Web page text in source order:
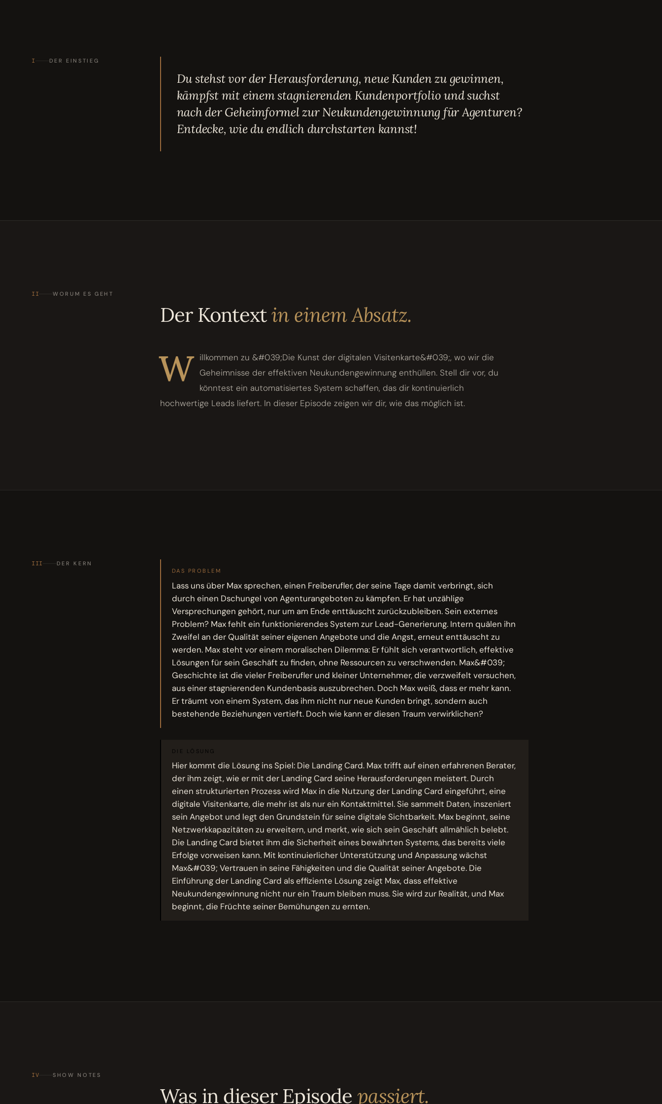
I DER EINSTIEG
Du stehst vor der Herausforderung, neue Kunden zu gewinnen,
kämpfst mit einem stagnierenden Kundenportfolio und suchst
nach der Geheimformel zur Neukundengewinnung für Agenturen?
Entdecke, wie du endlich durchstarten kannst!
II WORUM ES GEHT
Der Kontextin einem Absatz.
W illkommen zu &#039;Die Kunst der digitalen Visitenkarte&#039;, wo wir die
Geheimnisse der effektiven Neukundengewinnung enthüllen. Stell dir vor, du
könntest ein automatisiertes System schaffen, das dir kontinuierlich
hochwertige Leads liefert. In dieser Episode zeigen wir dir, wie das möglich ist.
III
DER KERN
DAS PROBLEM
Lass uns über Max sprechen, einen Freiberufler, der seine Tage damit verbringt, sich
durch einen Dschungel von Agenturangeboten zu kämpfen. Er hat unzählige
Versprechungen gehört, nur um am Ende enttäuscht zurückzubleiben. Sein externes
Problem? Max fehlt ein funktionierendes System zur Lead-Generierung. Intern quälen ihn
Zweifel an der Qualität seiner eigenen Angebote und die Angst, erneut enttäuscht zu
werden. Max steht vor einem moralischen Dilemma: Er fühlt sich verantwortlich, effektive
Lösungen für sein Geschäft zu finden, ohne Ressourcen zu verschwenden. Max&#039;
Geschichte ist die vieler Freiberufler und kleiner Unternehmer, die verzweifelt versuchen,
aus einer stagnierenden Kundenbasis auszubrechen. Doch Max weiß, dass er mehr kann.
Er träumt von einem System, das ihm nicht nur neue Kunden bringt, sondern auch
bestehende Beziehungen vertieft. Doch wie kann er diesen Traum verwirklichen?
DIE LÖSUNG
Hier kommt die Lösung ins Spiel: Die Landing Card. Max trifft auf einen erfahrenen Berater,
der ihm zeigt, wie er mit der Landing Card seine Herausforderungen meistert. Durch
einen strukturierten Prozess wird Max in die Nutzung der Landing Card eingeführt, eine
digitale Visitenkarte, die mehr ist als nur ein Kontaktmittel. Sie sammelt Daten, inszeniert
sein Angebot und legt den Grundstein für seine digitale Sichtbarkeit. Max beginnt, seine
Netzwerkkapazitäten zu erweitern, und merkt, wie sich sein Geschäft allmählich belebt.
Die Landing Card bietet ihm die Sicherheit eines bewährten Systems, das bereits viele
Erfolge vorweisen kann. Mit kontinuierlicher Unterstützung und Anpassung wächst
Max&#039; Vertrauen in seine Fähigkeiten und die Qualität seiner Angebote. Die
Einführung der Landing Card als effiziente Lösung zeigt Max, dass effektive
Neukundengewinnung nicht nur ein Traum bleiben muss. Sie wird zur Realität, und Max
beginnt, die Früchte seiner Bemühungen zu ernten.
IV SHOW NOTES
Was in dieser Episode passiert.